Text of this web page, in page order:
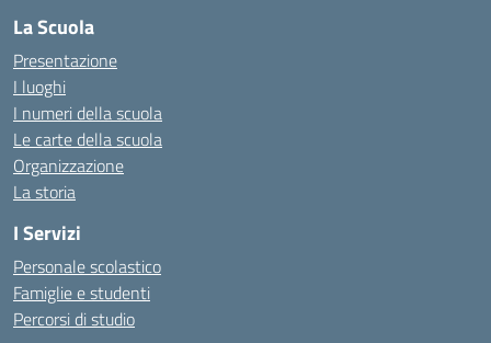
La Scuola
Presentazione
I luoghi
I numeri della scuola
Le carte della scuola
Organizzazione
La storia
I Servizi
Personale scolastico
Famiglie e studenti
Percorsi di studio